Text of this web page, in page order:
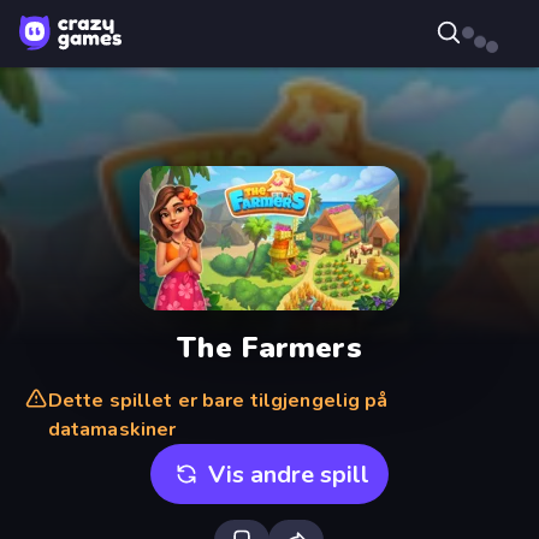
The Farmers
Dette spillet er bare tilgjengelig på
datamaskiner
Vis andre spill